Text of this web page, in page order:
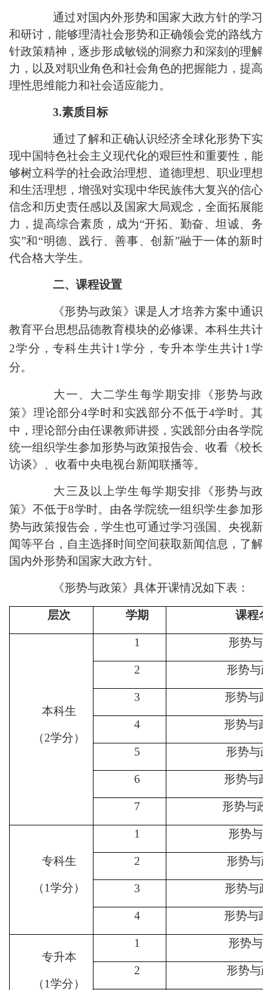
通过对国内外形势和国家大政方针的学习
和研讨，能够理清社会形势和正确领会党的路线方
针政策精神，逐步形成敏锐的洞察力和深刻的理解
力，以及对职业角色和社会角色的把握能力，提高
理性思维能力和社会适应能力。
3.素质目标
通过了解和正确认识经济全球化形势下实
现中国特色社会主义现代化的艰巨性和重要性， 能
够树立科学的社会政治理想、道德理想、职业理想
和生活理想，增强对实现中华民族伟大复兴的信心
信念和历史责任感以及国家大局观念，全面拓展能
力，提高综合素质， 成为“开拓、勤奋、坦诚、务
实”和“明德、践行、善事、创新”融于一体的新时
代合格大学生。
二、课程设置
《形势与政策》课是人才培养方案中通识
教育平台思想品德教育模块的必修课。本科生共计
2学分 ，专科生共计1学分 ，专升本学生共计1学
分。
大一、大二学生每学期安排 《形势与政
策》 理论部分4学时和实践部分不低于4学时。其
中，理论部分由任课教师讲授 ，实践部分由各学院
统一组织学生参加形势与政策报告会、收看《校长
访谈》、收看中央电视台新闻联播等。
大三及以上学生每学期安排 《形势与政
策》 不低于8学时。由各学院统一组织学生参加形
势与政策报告会 ， 学生也可通过学习强国、央视新
闻等平台，自主选择时间空间获取新闻信息，了解
国内外形势和国家大政方针。
《形势与政策》 具体开课情况如下表：
层次 学期 课程
本科生
（2学分）
1 形势与
2 形势与
3 形势与
4 形势与
5 形势与
6 形势与
7 形势与政
专科生
（1学分）
1 形势与
2 形势与
3 形势与
4 形势与
专升本
（1学分）
1 形势与
2 形势与